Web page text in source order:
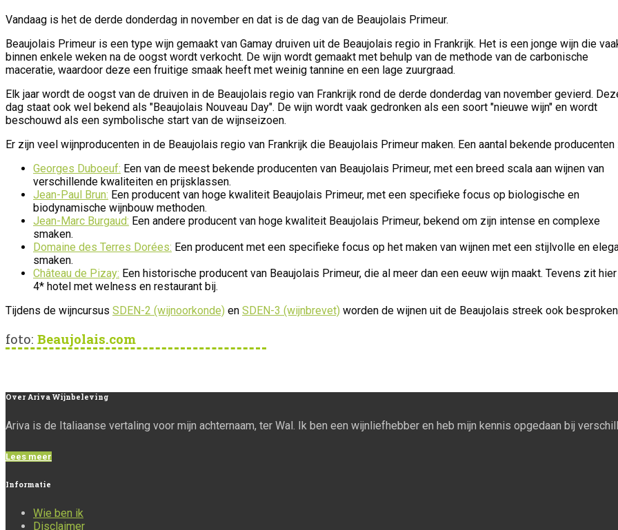
Vandaag is het de derde donderdag in november en dat is de dag van de Beaujolais Primeur.
Beaujolais Primeur is een type wijn gemaakt van Gamay druiven uit de Beaujolais regio in Frankrijk. Het is een jonge wijn die
binnen enkele weken na de oogst wordt verkocht. De wijn wordt gemaakt met behulp van de methode van de carbonische
maceratie, waardoor deze een fruitige smaak heeft met weinig tannine en een lage zuurgraad.
Elk jaar wordt de oogst van de druiven in de Beaujolais regio van Frankrijk rond de derde donderdag van november gevierd.
dag staat ook wel bekend als "Beaujolais Nouveau Day". De wijn wordt vaak gedronken als een soort "nieuwe wijn" en wordt
beschouwd als een symbolische start van de wijnseizoen.
Er zijn veel wijnproducenten in de Beaujolais regio van Frankrijk die Beaujolais Primeur maken. Een aantal bekende producenten
Georges Duboeuf: Een van de meest bekende producenten van Beaujolais Primeur, met een breed scala aan wijnen van
verschillende kwaliteiten en prijsklassen.
Jean-Paul Brun: Een producent van hoge kwaliteit Beaujolais Primeur, met een specifieke focus op biologische en
biodynamische wijnbouw methoden.
Jean-Marc Burgaud: Een andere producent van hoge kwaliteit Beaujolais Primeur, bekend om zijn intense en complexe
smaken.
Domaine des Terres Dorées: Een producent met een specifieke focus op het maken van wijnen met een stijlvolle en
smaken.
Château de Pizay: Een historische producent van Beaujolais Primeur, die al meer dan een eeuw wijn maakt. Tevens zit
4* hotel met welness en restaurant bij.
Tijdens de wijncursus SDEN-2 (wijnoorkonde) en SDEN-3 (wijnbrevet) worden de wijnen uit de Beaujolais streek ook besproken
foto: Beaujolais.com
Over Ariva Wijnbeleving
Ariva is de Italiaanse vertaling voor mijn achternaam, ter Wal. Ik ben een wijnliefhebber en heb mijn kennis opgedaan bij
Lees meer
Informatie
Wie ben ik
Disclaimer